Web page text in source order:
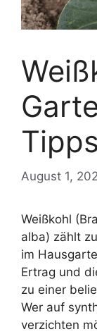
August 1,
Weißkohl
alba) zählt
im
Ertrag und
zu einer
Wer auf
verzichten